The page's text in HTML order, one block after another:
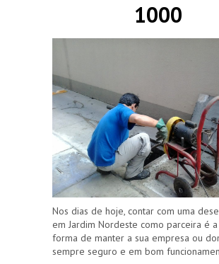
1000
Nos dias de hoje, contar com uma
em Jardim Nordeste como parceira é
forma de manter a sua empresa ou
sempre seguro e em bom